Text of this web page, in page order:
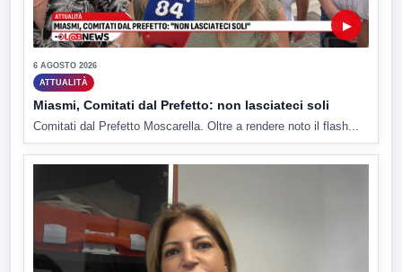
▶
6 AGOSTO 2026
ATTUALITÀ
Miasmi, Comitati dal Prefetto: non lasciateci soli
Comitati dal Prefetto Moscarella. Oltre a rendere noto il flash...